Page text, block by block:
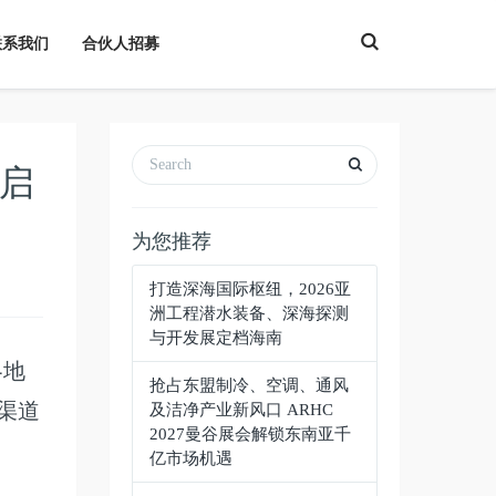
T
o
g
e
a
r
我们 合伙人招募
道
为您推荐
打造深海国际枢纽，2026亚
洲工程潜水装备、深海探测
与开发展定档海南
抢占东盟制冷、空调、通风
及洁净产业新风口 ARHC
2027曼谷展会解锁东南亚千
亿市场机遇